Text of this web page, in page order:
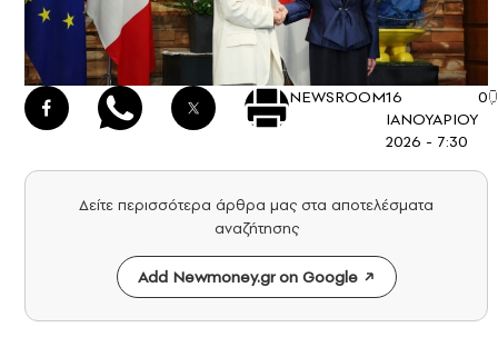
NEWSROOM16
ΙΑΝΟΥΑΡΙΟΥ
2026 - 7:30
0
Δείτε περισσότερα άρθρα μας στα αποτελέσματα
αναζήτησης
Add Newmoney.gr on Google